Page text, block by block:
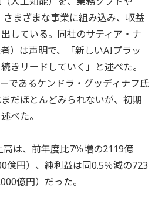
まざまな事業に組み込み、収益
している。同社のサティア・ナ
）は声明で、「新しいAIプラッ
きリードしていく」と述べた。
であるケンドラ・グッディナフ氏
だほとんどみられないが、初期
べた。
は、前年度比7％増の2119億
億円）、純利益は同0.5％減の723
億円）だった。